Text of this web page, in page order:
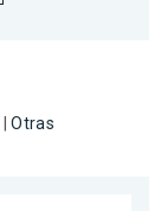
|Otras